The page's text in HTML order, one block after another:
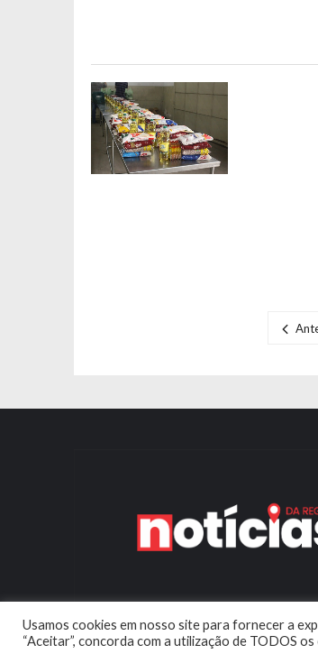
Usamos cookies em nosso site para fornecer a
“Aceitar”, concorda com a utilização de TODOS